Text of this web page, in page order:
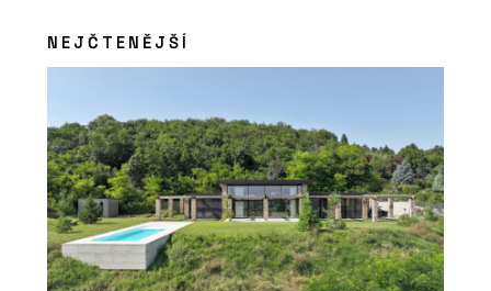
Hliníkové systémy Schüco: Posunout,
nebo shrnout?
NEJČTENĚJŠÍ